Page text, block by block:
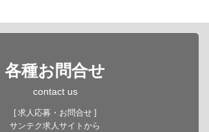
各種お問合せ
contact us
[ 求人応募・お問合せ ]
サンテク求人サイトから